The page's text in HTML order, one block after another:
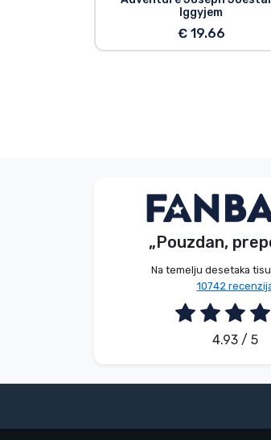
Iggyjem
€ 19.66
„Pouzdan,
Na temelju desetaka
10742
4.93 / 5
Bez
2026.